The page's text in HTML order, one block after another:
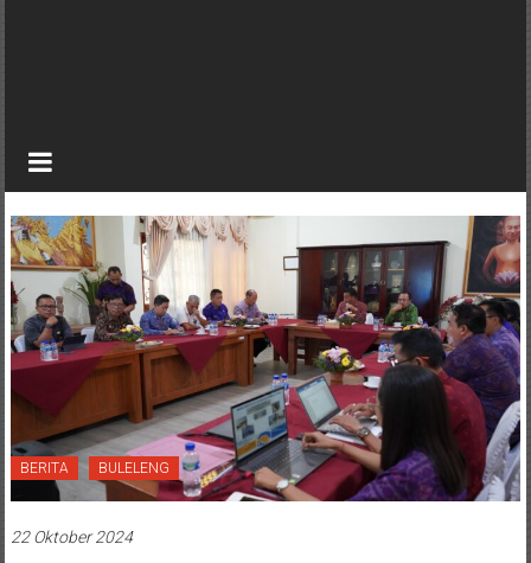
BERITA BULELENG
22 Oktober 2024